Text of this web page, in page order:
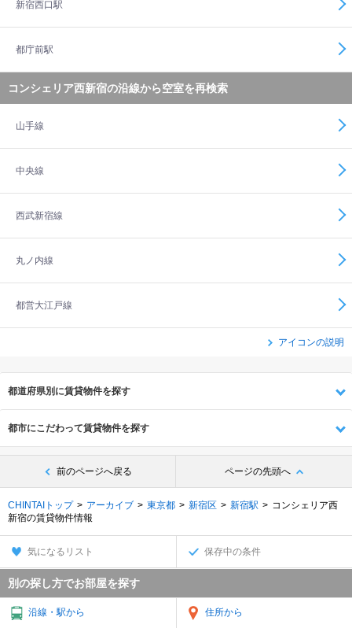
新宿西口駅
都庁前駅
コンシェリア西新宿の沿線から空室を再検索
山手線
中央線
西武新宿線
丸ノ内線
都営大江戸線
アイコンの説明
都道府県別に賃貸物件を探す
都市にこだわって賃貸物件を探す
前のページへ戻る ページの先頭へ
CHINTAIトップ アーカイブ 東京都 新宿区 新宿駅
コンシェリア西
新宿の賃貸物件情報
気になるリスト 保存中の条件
別の探し方でお部屋を探す
沿線・駅から 住所から